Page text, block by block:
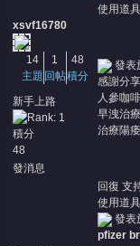
天
使用道具
xsvf16780
14
主題
1
回帖
48
積分
新手上路
積分
48
發消息
發表
感謝分
人參咖
早洩治
治療陽
回復 支
使用道具
發表
pfizer